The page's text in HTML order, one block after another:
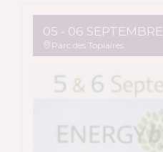
05 - 06 SEPTEMBRE
Parc des Topiaires